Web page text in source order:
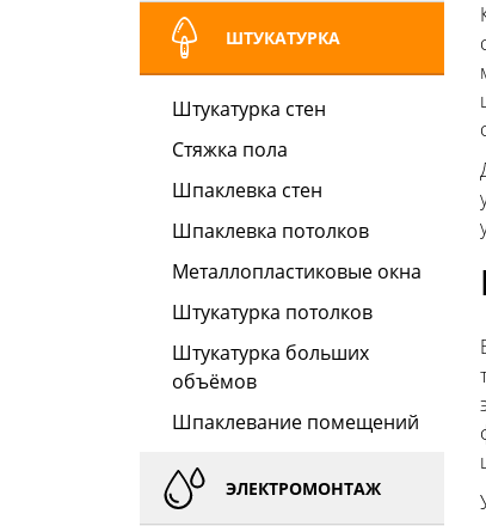
ШТУКАТУРКА
Штукатурка стен
Стяжка пола
Шпаклевка стен
Шпаклевка потолков
Металлопластиковые окна
Штукатурка потолков
Штукатурка больших
объёмов
Шпаклевание помещений
ЭЛЕКТРОМОНТАЖ